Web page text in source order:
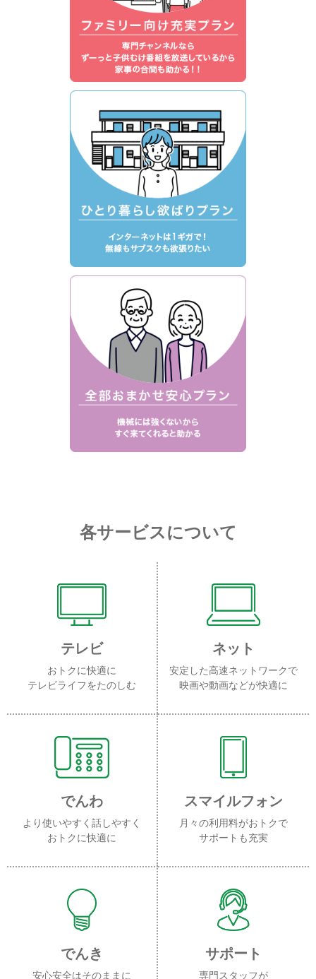
各サービスについて
テレビ
おトクに快適に
テレビライフをたのしむ
ネット
安定した高速ネットワークで
映画や動画などが快適に
でんわ
より使いやすく話しやすく
おトクに快適に
スマイルフォン
月々の利用料がおトクで
サポートも充実
でんき
安心安全はそのままに
サポート
専門スタッフが